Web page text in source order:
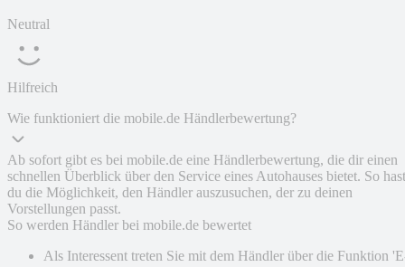
Neutral
Hilfreich
Wie funktioniert die mobile.de Händlerbewertung?
Ab sofort gibt es bei mobile.de eine Händlerbewertung, die dir einen
schnellen Überblick über den Service eines Autohauses bietet. So hast
du die Möglichkeit, den Händler auszusuchen, der zu deinen
Vorstellungen passt.
So werden Händler bei mobile.de bewertet
Als Interessent treten Sie mit dem Händler über die Funktion